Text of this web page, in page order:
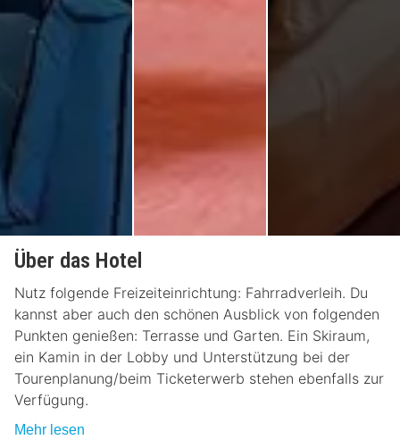
Über das Hotel
Nutz folgende Freizeiteinrichtung: Fahrradverleih. Du
kannst aber auch den schönen Ausblick von folgenden
Punkten genießen: Terrasse und Garten. Ein Skiraum,
ein Kamin in der Lobby und Unterstützung bei der
Tourenplanung/beim Ticketerwerb stehen ebenfalls zur
Verfügung.
Mehr lesen